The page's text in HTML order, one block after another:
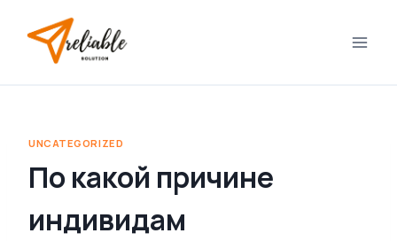
content
UNCATEGORIZED
По какой причине
индивидам